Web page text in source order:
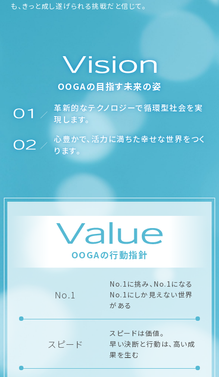
も、きっと成し遂げられる挑戦だと信じて。
OOGAの目指す未来の姿
革新的なテクノロジーで循環型社会を実
現します。
心豊かで、活力に満ちた幸せな世界をつく
ります。
OOGAの行動指針
No.1
No.1に挑み、No.1になる
No.1にしか見えない世界
がある
スピード
スピードは価値。
早い決断と行動は、高い成
果を生む